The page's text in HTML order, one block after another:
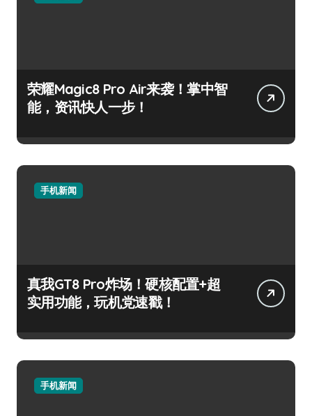
荣耀Magic8 Pro Air来袭！掌中智
能，资讯快人一步！
手机新闻
真我GT8 Pro炸场！硬核配置+超
实用功能，玩机党速戳！
手机新闻